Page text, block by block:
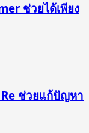
ช่วยได้เพียง
Re ช่วยแก้ปัญหา